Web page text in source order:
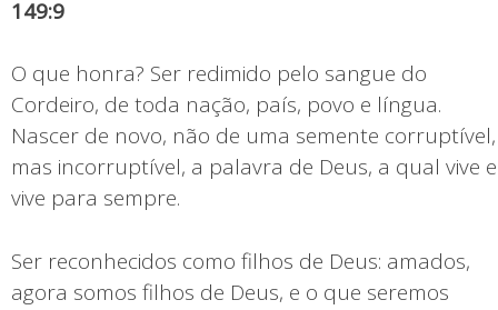
149:9
O que honra? Ser redimido pelo sangue do
Cordeiro, de toda nação, país, povo e língua.
Nascer de novo, não de uma semente corruptível,
mas incorruptível, a palavra de Deus, a qual vive e
vive para sempre.
Ser reconhecidos como filhos de Deus: amados,
agora somos filhos de Deus, e o que seremos